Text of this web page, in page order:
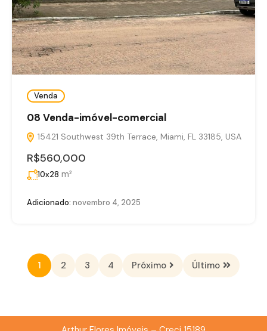
Venda
08 Venda-imóvel-comercial
15421 Southwest 39th Terrace, Miami, FL 33185, USA
R$560,000
10x28 m²
Adicionado: novembro 4, 2025
1 2 3 4 Próximo Último